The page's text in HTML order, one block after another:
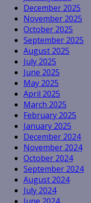
December 2025
November 2025
October 2025
September 2025
August 2025
July 2025
June 2025
May 2025
April 2025
March 2025
February 2025
January 2025
December 2024
November 2024
October 2024
September 2024
August 2024
July 2024